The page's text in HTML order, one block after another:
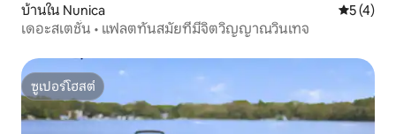
บ้านใน Nunica คะแนนเฉ
5 (4)
เดอะสเตชั่น • แฟลตทันสมัยที่มีจิตวิญญาณวินเทจ
ซูเปอร์โฮสต์
ซูเปอร์โฮสต์